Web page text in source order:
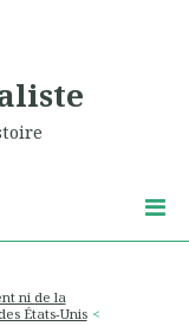
ni de la
États-Unis